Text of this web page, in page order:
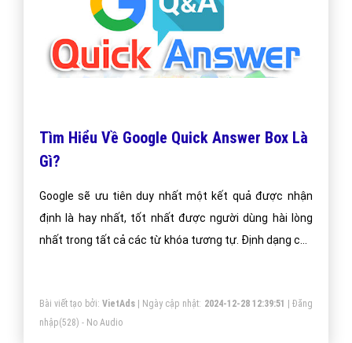
Tìm Hiểu Về Google Quick Answer Box Là
Gì?
Google sẽ ưu tiên duy nhất một kết quả được nhận
định là hay nhất, tốt nhất được người dùng hài lòng
nhất trong tất cả các từ khóa tương tự. Định dạng các
Bài viết tạo bởi: VietAds| Ngày cập nhật: 2024-12-28 12:39:51 |Đăng
nhập(528) - No Audio